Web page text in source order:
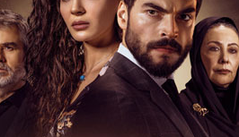
58 серия
59 серия
62 серия
63 серия
66 серия
67 серия